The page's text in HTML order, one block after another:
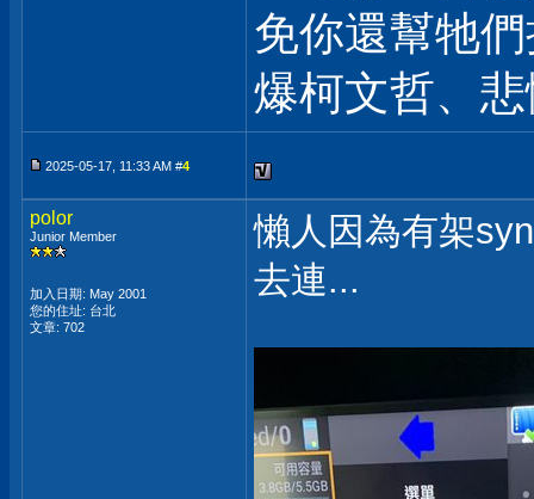
免你還幫牠
爆柯文哲、
2025-05-17, 11:33 AM #4
polor
Junior Member
加入日期: May 2001
您的住址: 台北
文章: 702
懶人因為有架
去連...